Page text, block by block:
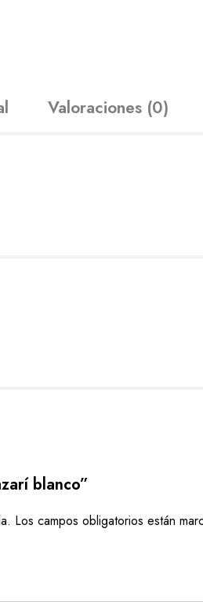
Valoraciones (0)
blanco”
Los campos obligatorios están